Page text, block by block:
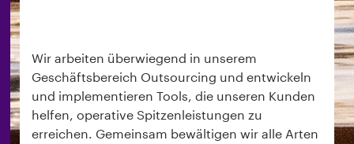
Wir arbeiten überwiegend in unserem
Geschäftsbereich Outsourcing und entwickeln
und implementieren Tools, die unseren Kunden
helfen, operative Spitzenleistungen zu
erreichen. Gemeinsam bewältigen wir alle Arten